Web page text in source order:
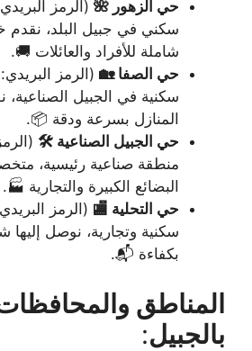
حي الزهور 🌺
سكني في جبيل البلد،
شاملة للأفراد والعائلات 🚚.
حي الصفا 🏡
سكنية في الجبيل
المنازل بسرعة ودقة 📦.
حي الجبيل الصناعية 🛠️
منطقة صناعية رئيسية،
البضائع الكبيرة والتجارية 🏭.
حي التحلية 🏬
سكنية وتجارية، نوصل إليها
بكفاءة 📬.
المناطق
بالجبيل: